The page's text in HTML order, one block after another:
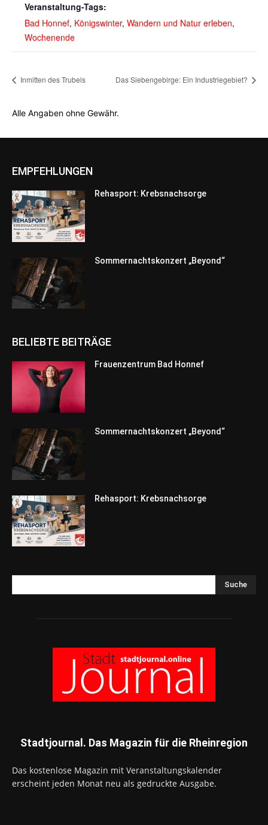
Veranstaltung-Tags:
Bad Honnef, Königswinter, Wandern und Natur erleben,
Wochenende
Inmitten des Trubels Das Siebengebirge: Ein Industriegebiet?
Alle Angaben ohne Gewähr.
EMPFEHLUNGEN
Rehasport: Krebsnachsorge
Sommernachtskonzert „Beyond“
BELIEBTE BEITRÄGE
Frauenzentrum Bad Honnef
Sommernachtskonzert „Beyond“
Rehasport: Krebsnachsorge
Suche
Stadtjournal. Das Magazin für die Rheinregion
Das kostenlose Magazin mit Veranstaltungskalender
erscheint jeden Monat neu als gedruckte Ausgabe.